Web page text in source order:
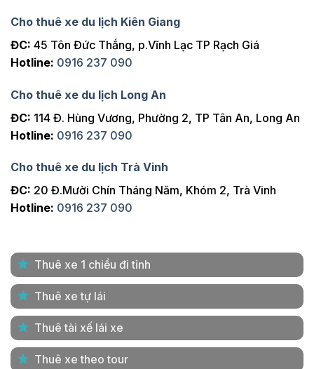
Cho thuê xe du lịch Kiên Giang
ĐC: 45 Tôn Đức Thắng, p.Vĩnh Lạc TP Rạch Giá
Hotline: 0916 237 090
Cho thuê xe du lịch Long An
ĐC: 114 Đ. Hùng Vương, Phường 2, TP Tân An, Long An
Hotline: 0916 237 090
Cho thuê xe du lịch Trà Vinh
ĐC: 20 Đ.Mười Chín Tháng Năm, Khóm 2, Trà Vinh
Hotline: 0916 237 090
Thuê xe 1 chiều đi tỉnh
Thuê xe tự lái
Thuê tài xế lái xe
Thuê xe theo tour